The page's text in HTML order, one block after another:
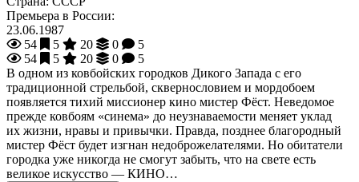
Премьера в России:
23.06.1987
54
5 20 0
5
54
5 20 0
5
В одном из ковбойских городков Дикого Запада с его
традиционной стрельбой, сквернословием и мордобоем
появляется тихий миссионер кино мистер Фёст. Неведомое
прежде ковбоям «синема» до неузнаваемости меняет уклад
их жизни, нравы и привычки. Правда, позднее благородный
мистер Фёст будет изгнан недоброжелателями. Но обитатели
городка уже никогда не смогут забыть, что на свете есть
великое искусство — КИНО…